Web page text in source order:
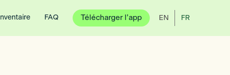
Inventaire FAQ Télécharger l’app EN FR